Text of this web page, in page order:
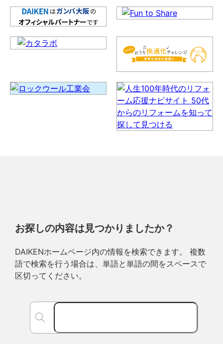
お探しの内容は見つかりましたか？
DAIKENホームページ内の情報を検索できます。 複数
語で検索を行う場合は、単語と単語の間をスペースで
区切ってください。